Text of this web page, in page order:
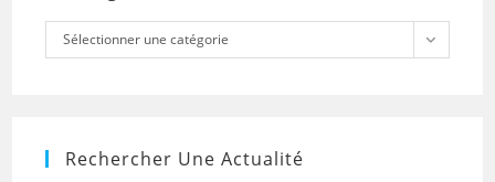
Catégories
Sélectionner une catégorie
Rechercher Une Actualité